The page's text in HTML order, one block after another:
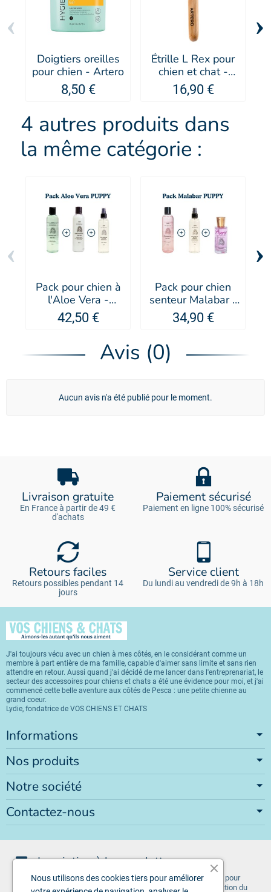
Doigtiers oreilles
pour chien - Artero
8,50 €
Étrille L Rex pour
chien et chat -
Artero
16,90 €
‹ ›
4 autres produits dans
la même catégorie :
Pack pour chien à
l'Aloe Vera -
PUPPY
42,50 €
Pack pour chien
senteur Malabar -
PUPPY
34,90 €
‹ ›
Avis (0)
Aucun avis n'a été publié pour le moment.
Livraison gratuite
En France à partir de 49 €
d'achats
Paiement sécurisé
Paiement en ligne 100% sécurisé
Retours faciles
Retours possibles pendant 14
jours
Service client
Du lundi au vendredi de 9h à 18h
J'ai toujours vécu avec un chien à mes côtés, en le considérant comme un
membre à part entière de ma famille, capable d'aimer sans limite et sans rien
attendre en retour. Aussi quand j'ai décidé de me lancer dans l'entreprenariat, le
secteur des accessoires pour chiens et chats a été une évidence pour moi, et j'ai
commencé cette belle aventure aux côtés de Pesca : une petite chienne au
grand coeur.
Lydie, fondatrice de VOS CHIENS ET CHATS
Informations
Nos produits
Notre société
Contactez-nous
Inscription à la newsletter
Vous pouvez vous désinscrire à tout moment. Vous trouverez pour
cela nos informations de contact dans les conditions d'utilisation du
Nous utilisons des cookies tiers pour améliorer